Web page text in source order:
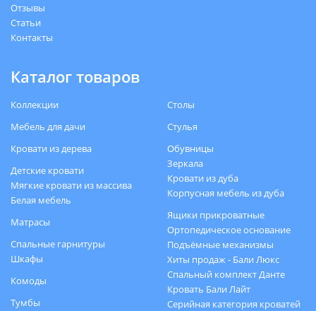
Отзывы
Статьи
Контакты
Каталог товаров
Коллекции
Мебель для дачи
Кровати из дерева
Детские кровати
Мягкие кровати из массива
Белая мебель
Матрасы
Спальные гарнитуры
Шкафы
Комоды
Тумбы
Столы
Стулья
Обувницы
Зеркала
Кровати из дуба
Корпусная мебель из дуба
Ящики прикроватные
Ортопедическое основание
Подъёмные механизмы
Хиты продаж - Бали Люкс
Спальный комплект Данте
Кровать Бали Лайт
Серийная категория кроватей